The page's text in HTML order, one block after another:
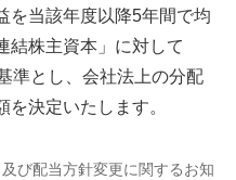
を当該年度以降5年間で均
結株主資本」に対して
準とし、会社法上の分配
決定いたします。
び配当方針変更に関するお知